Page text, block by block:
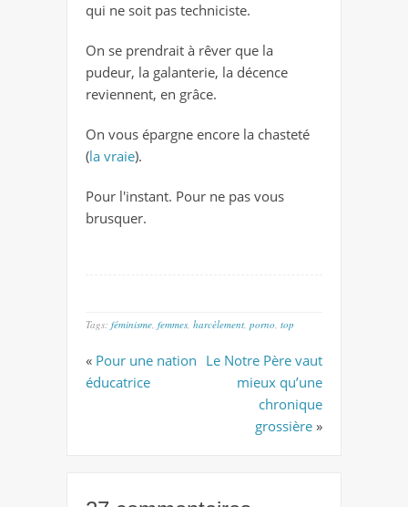
qui ne soit pas techniciste.
On se prendrait à rêver que la
pudeur, la galanterie, la décence
reviennent, en grâce.
On vous épargne encore la chasteté
(la vraie).
Pour l'instant. Pour ne pas vous
brusquer.
Tags: féminisme, femmes, harcèlement, porno, top
« Pour une nation
éducatrice
Le Notre Père vaut
mieux qu’une
chronique
grossière »